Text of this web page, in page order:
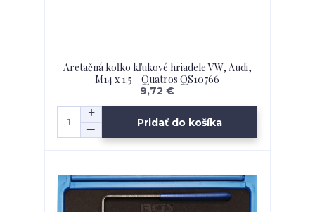
Aretačná koľko kľukové hriadele VW, Audi,
M14 x 1.5 - Quatros QS10766
9,72 €
Pridať do košíka